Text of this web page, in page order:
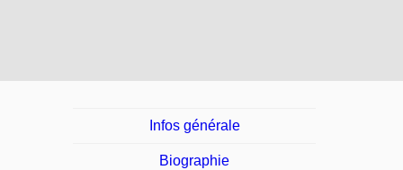
Infos générale
Biographie